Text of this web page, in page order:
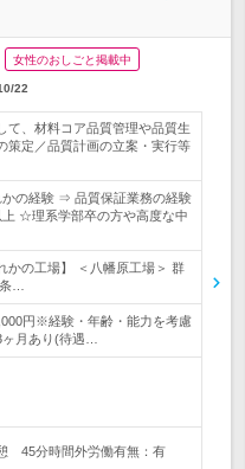
女性のおしごと掲載中
22
て、材料コア品質管理や品質生
策定／品質計画の立案・実行等
の経験 ⇒ 品質保証業務の経験
☆理系学部卒の方や高度な中
かの工場】 ＜八幡原工場＞ 群
…
円※経験・年齢・能力を考慮
月あり(待遇…
45分時間外労働有無：有